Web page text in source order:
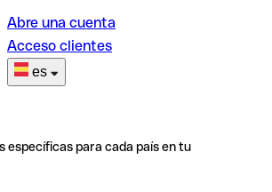
Abre una cuenta
Acceso clientes
es
específicas para cada país en tu